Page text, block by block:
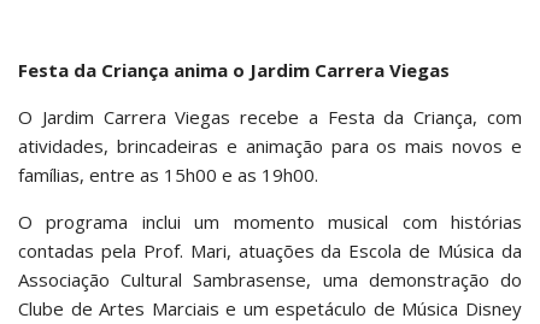
Festa da Criança anima o Jardim Carrera Viegas
O Jardim Carrera Viegas recebe a Festa da Criança, com
atividades, brincadeiras e animação para os mais novos e
famílias, entre as 15h00 e as 19h00.
O programa inclui um momento musical com histórias
contadas pela Prof. Mari, atuações da Escola de Música da
Associação Cultural Sambrasense, uma demonstração do
Clube de Artes Marciais e um espetáculo de Música Disney